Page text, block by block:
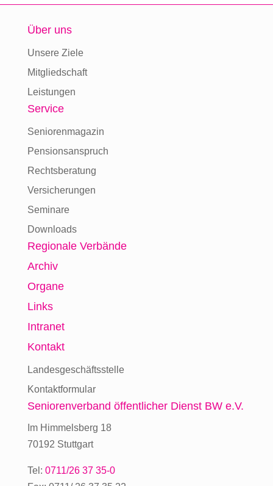
Über uns
Unsere Ziele
Mitgliedschaft
Leistungen
Service
Seniorenmagazin
Pensionsanspruch
Rechtsberatung
Versicherungen
Seminare
Downloads
Regionale Verbände
Archiv
Organe
Links
Intranet
Kontakt
Landesgeschäftsstelle
Kontaktformular
Seniorenverband öffentlicher Dienst BW e.V.
Im Himmelsberg 18
70192 Stuttgart
Tel: 0711/26 37 35-0